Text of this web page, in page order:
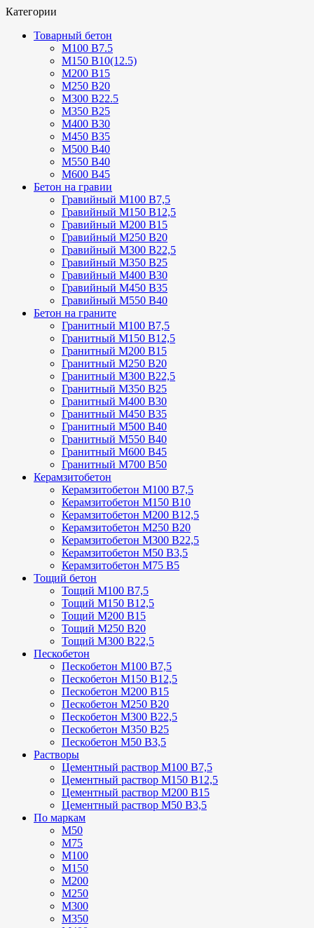
Категории
Товарный бетон
М100 В7.5
М150 В10(12.5)
М200 В15
М250 В20
М300 В22.5
М350 В25
М400 В30
М450 В35
М500 В40
М550 В40
М600 В45
Бетон на гравии
Гравийный М100 В7,5
Гравийный М150 В12,5
Гравийный М200 В15
Гравийный М250 В20
Гравийный М300 В22,5
Гравийный М350 В25
Гравийный М400 В30
Гравийный М450 В35
Гравийный М550 В40
Бетон на граните
Гранитный М100 В7,5
Гранитный М150 В12,5
Гранитный М200 В15
Гранитный М250 В20
Гранитный М300 В22,5
Гранитный М350 В25
Гранитный М400 В30
Гранитный М450 В35
Гранитный М500 В40
Гранитный М550 В40
Гранитный М600 В45
Гранитный М700 В50
Керамзитобетон
Керамзитобетон М100 В7,5
Керамзитобетон М150 В10
Керамзитобетон М200 В12,5
Керамзитобетон М250 В20
Керамзитобетон М300 В22,5
Керамзитобетон М50 В3,5
Керамзитобетон М75 В5
Тощий бетон
Тощий М100 В7,5
Тощий М150 В12,5
Тощий М200 В15
Тощий М250 В20
Тощий М300 В22,5
Пескобетон
Пескобетон М100 В7,5
Пескобетон М150 В12,5
Пескобетон М200 В15
Пескобетон М250 В20
Пескобетон М300 В22,5
Пескобетон М350 В25
Пескобетон М50 В3,5
Растворы
Цементный раствор М100 В7,5
Цементный раствор М150 В12,5
Цементный раствор М200 В15
Цементный раствор М50 В3,5
По маркам
М50
М75
М100
М150
М200
М250
М300
М350